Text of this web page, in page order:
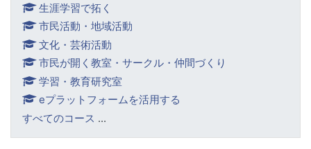
生涯学習で拓く
市民活動・地域活動
文化・芸術活動
市民が開く教室・サークル・仲間づくり
学習・教育研究室
eプラットフォームを活用する
すべてのコース ...